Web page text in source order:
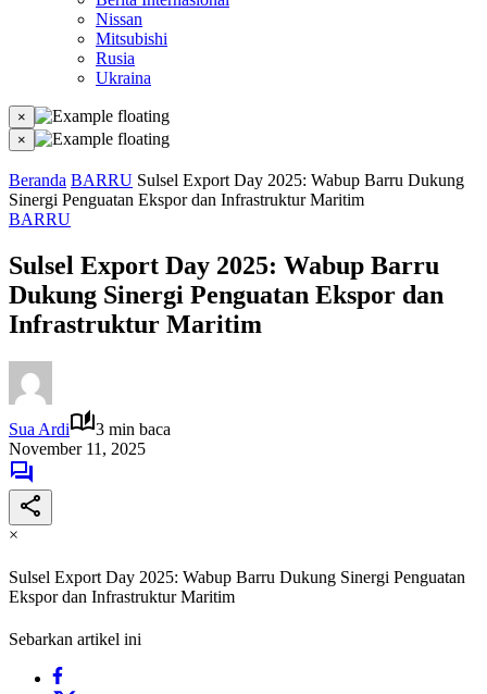
Nissan
Mitsubishi
Rusia
Ukraina
×
×
Beranda BARRU Sulsel Export Day 2025: Wabup Barru Dukung
Sinergi Penguatan Ekspor dan Infrastruktur Maritim
BARRU
Sulsel Export Day 2025: Wabup Barru
Dukung Sinergi Penguatan Ekspor dan
Infrastruktur Maritim
Sua Ardi
3 min baca
November 11, 2025
×
Sulsel Export Day 2025: Wabup Barru Dukung Sinergi Penguatan
Ekspor dan Infrastruktur Maritim
Sebarkan artikel ini